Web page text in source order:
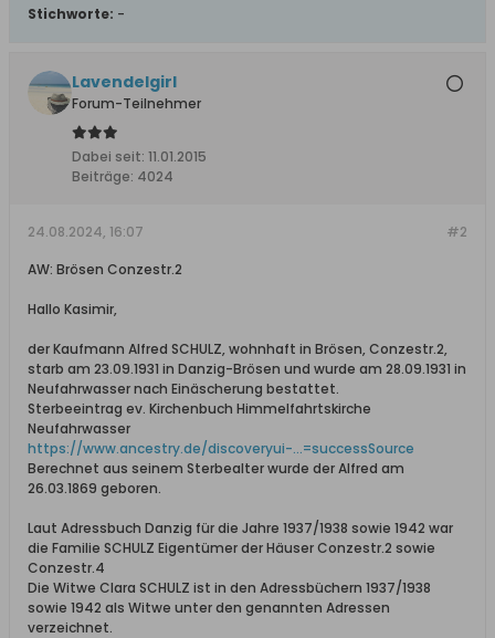
Stichworte: -
Lavendelgirl
Forum-Teilnehmer
Dabei seit: 11.01.2015
Beiträge: 4024
#2
24.08.2024, 16:07
AW: Brösen Conzestr.2
Hallo Kasimir,
der Kaufmann Alfred SCHULZ, wohnhaft in Brösen, Conzestr.2,
starb am 23.09.1931 in Danzig-Brösen und wurde am 28.09.1931 in
Neufahrwasser nach Einäscherung bestattet.
Sterbeeintrag ev. Kirchenbuch Himmelfahrtskirche
Neufahrwasser
https://www.ancestry.de/discoveryui-...=successSource
Berechnet aus seinem Sterbealter wurde der Alfred am
26.03.1869 geboren.
Laut Adressbuch Danzig für die Jahre 1937/1938 sowie 1942 war
die Familie SCHULZ Eigentümer der Häuser Conzestr.2 sowie
Conzestr.4
Die Witwe Clara SCHULZ ist in den Adressbüchern 1937/1938
sowie 1942 als Witwe unter den genannten Adressen
verzeichnet.